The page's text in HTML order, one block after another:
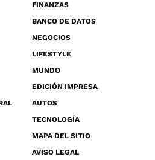
FINANZAS
BANCO DE DATOS
NEGOCIOS
LIFESTYLE
MUNDO
EDICIÓN IMPRESA
AUTOS
TECNOLOGÍA
MAPA DEL SITIO
AVISO LEGAL